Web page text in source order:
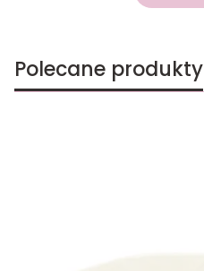
Polecane produkty